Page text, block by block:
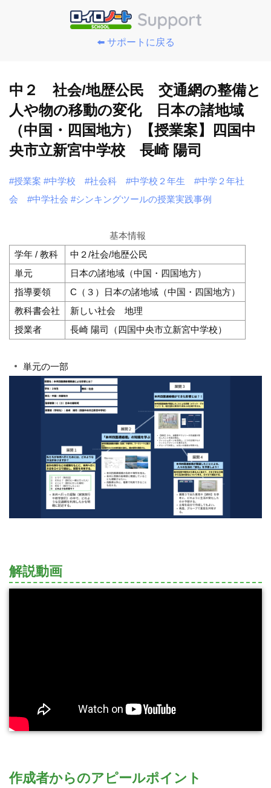
⬅️ サポートに戻る
中２ 社会/地歴公民 交通網の整備と
人や物の移動の変化 日本の諸地域
（中国・四国地方）【授業案】四国中
央市立新宮中学校 長崎 陽司
#授業案 #中学校 #社会科 #中学校２年生
#中学２年社
会
#中学社会 #シンキングツールの授業実践事例
基本情報
学年 / 教科
中２/社会/地歴公民
単元
日本の諸地域（中国・四国地方）
指導要領
C（３）日本の諸地域（中国・四国地方）
教科書会社
新しい社会 地理
授業者
長崎 陽司（四国中央市立新宮中学校）
単元の一部
解説動画
作成者からのアピールポイント